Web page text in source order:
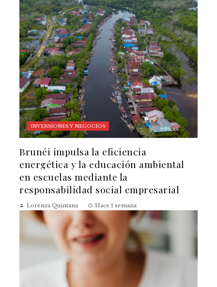
INVERSIONES Y NEGOCIOS
Brunéi impulsa la eficiencia
energética y la educación ambiental
en escuelas mediante la
responsabilidad social empresarial
Lorenza Quintana Hace 1 semana